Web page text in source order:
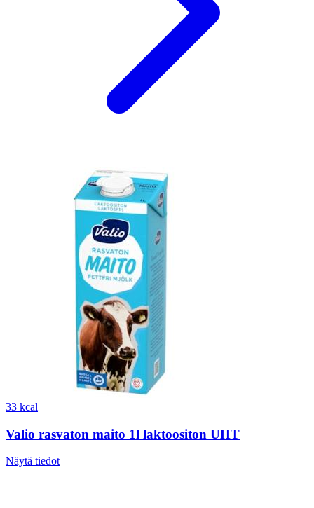
33 kcal
Valio rasvaton maito 1l laktoositon UHT
Näytä tiedot